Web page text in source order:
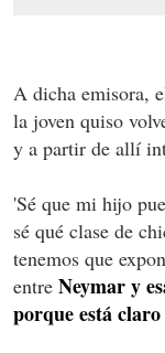
A dicha emisora,
la joven quiso
y a partir de allí
'Sé que mi hijo
sé qué clase de
tenemos que
entre Neymar y
porque está